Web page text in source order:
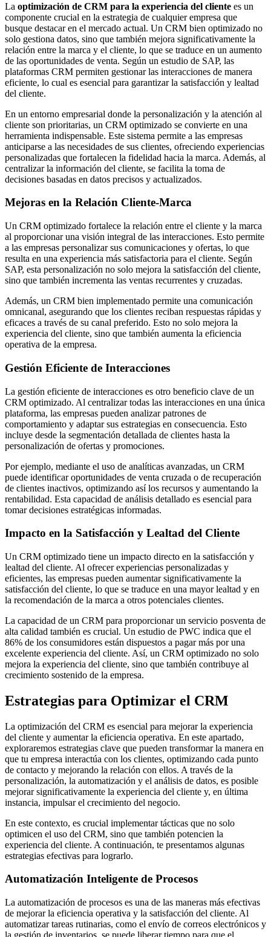
La optimización de CRM para la experiencia del cliente es un
componente crucial en la estrategia de cualquier empresa que
busque destacar en el mercado actual. Un CRM bien optimizado no
solo gestiona datos, sino que también mejora significativamente la
relación entre la marca y el cliente, lo que se traduce en un aumento
de las oportunidades de venta. Según un estudio de SAP, las
plataformas CRM permiten gestionar las interacciones de manera
eficiente, lo cual es esencial para garantizar la satisfacción y lealtad
del cliente.
En un entorno empresarial donde la personalización y la atención al
cliente son prioritarias, un CRM optimizado se convierte en una
herramienta indispensable. Este sistema permite a las empresas
anticiparse a las necesidades de sus clientes, ofreciendo experiencias
personalizadas que fortalecen la fidelidad hacia la marca. Además, al
centralizar la información del cliente, se facilita la toma de
decisiones basadas en datos precisos y actualizados.
Mejoras en la Relación Cliente-Marca
Un CRM optimizado fortalece la relación entre el cliente y la marca
al proporcionar una visión integral de las interacciones. Esto permite
a las empresas personalizar sus comunicaciones y ofertas, lo que
resulta en una experiencia más satisfactoria para el cliente. Según
SAP, esta personalización no solo mejora la satisfacción del cliente,
sino que también incrementa las ventas recurrentes y cruzadas.
Además, un CRM bien implementado permite una comunicación
omnicanal, asegurando que los clientes reciban respuestas rápidas y
eficaces a través de su canal preferido. Esto no solo mejora la
experiencia del cliente, sino que también aumenta la eficiencia
operativa de la empresa.
Gestión Eficiente de Interacciones
La gestión eficiente de interacciones es otro beneficio clave de un
CRM optimizado. Al centralizar todas las interacciones en una única
plataforma, las empresas pueden analizar patrones de
comportamiento y adaptar sus estrategias en consecuencia. Esto
incluye desde la segmentación detallada de clientes hasta la
personalización de ofertas y promociones.
Por ejemplo, mediante el uso de analíticas avanzadas, un CRM
puede identificar oportunidades de venta cruzada o de recuperación
de clientes inactivos, optimizando así los recursos y aumentando la
rentabilidad. Esta capacidad de análisis detallado es esencial para
tomar decisiones estratégicas informadas.
Impacto en la Satisfacción y Lealtad del Cliente
Un CRM optimizado tiene un impacto directo en la satisfacción y
lealtad del cliente. Al ofrecer experiencias personalizadas y
eficientes, las empresas pueden aumentar significativamente la
satisfacción del cliente, lo que se traduce en una mayor lealtad y en
la recomendación de la marca a otros potenciales clientes.
La capacidad de un CRM para proporcionar un servicio posventa de
alta calidad también es crucial. Un estudio de PWC indica que el
86% de los consumidores están dispuestos a pagar más por una
excelente experiencia del cliente. Así, un CRM optimizado no solo
mejora la experiencia del cliente, sino que también contribuye al
crecimiento sostenido de la empresa.
Estrategias para Optimizar el CRM
La optimización del CRM es esencial para mejorar la experiencia
del cliente y aumentar la eficiencia operativa. En este apartado,
exploraremos estrategias clave que pueden transformar la manera en
que tu empresa interactúa con los clientes, optimizando cada punto
de contacto y mejorando la relación con ellos. A través de la
personalización, la automatización y el análisis de datos, es posible
mejorar significativamente la experiencia del cliente y, en última
instancia, impulsar el crecimiento del negocio.
En este contexto, es crucial implementar tácticas que no solo
optimicen el uso del CRM, sino que también potencien la
experiencia del cliente. A continuación, te presentamos algunas
estrategias efectivas para lograrlo.
Automatización Inteligente de Procesos
La automatización de procesos es una de las maneras más efectivas
de mejorar la eficiencia operativa y la satisfacción del cliente. Al
automatizar tareas rutinarias, como el envío de correos electrónicos y